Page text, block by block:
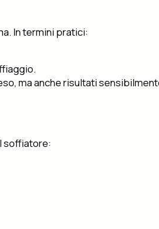
In termini pratici:
ma anche risultati
soffiatore: